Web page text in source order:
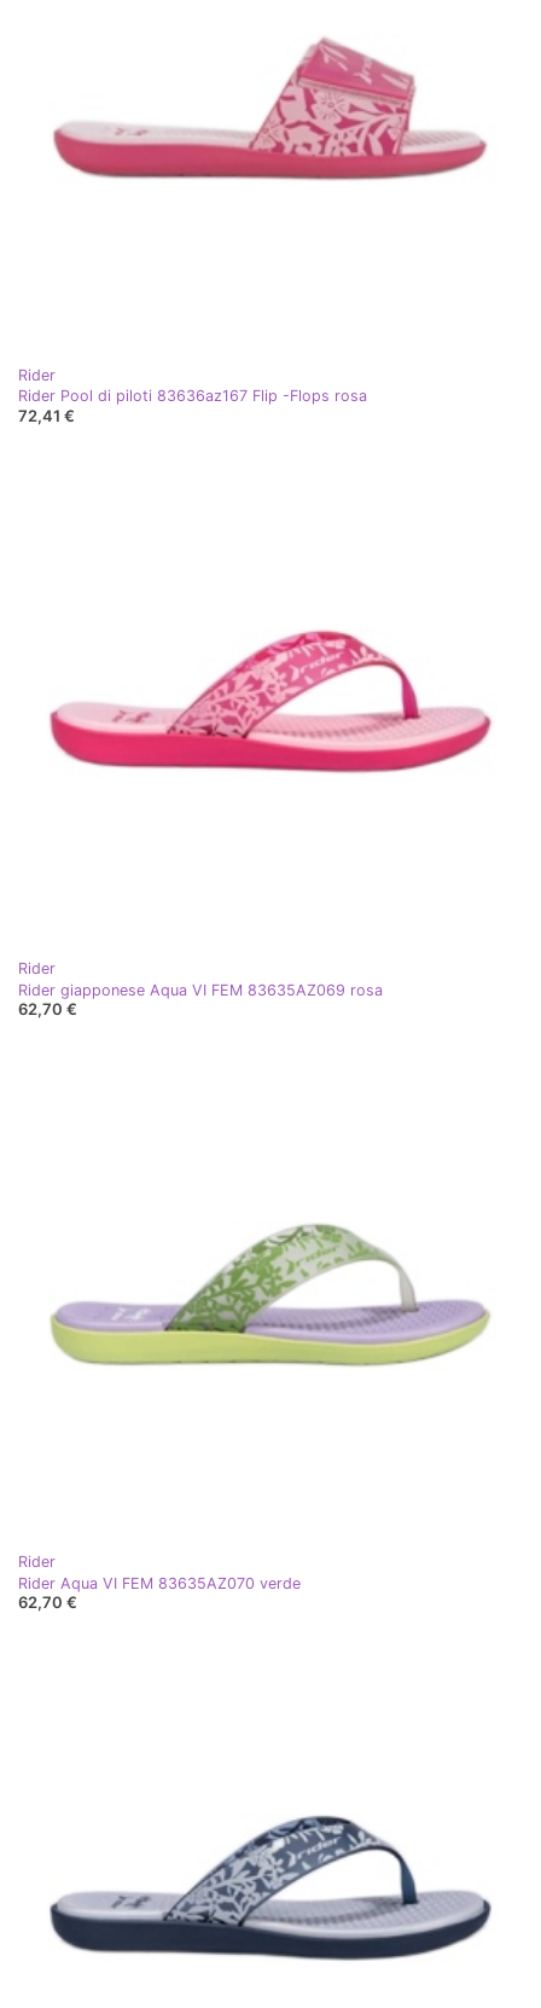
Rider
Rider Pool di piloti 83636az167 Flip -Flops rosa
72,41 €
Rider
Rider giapponese Aqua VI FEM 83635AZ069 rosa
62,70 €
Rider
Rider Aqua VI FEM 83635AZ070 verde
62,70 €